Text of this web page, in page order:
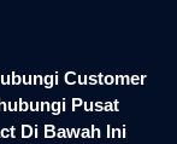
Customer
Pusat
Di Bawah Ini